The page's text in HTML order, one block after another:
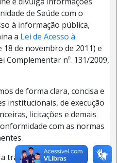
de Saúde com o
à informação pública,
a Lei de Acesso à
18 de novembro de 2011) e
Complementar nº. 131/2009,
de forma clara, concisa e
institucionais, de execução
licitações e demais
com as normas
transparência dos